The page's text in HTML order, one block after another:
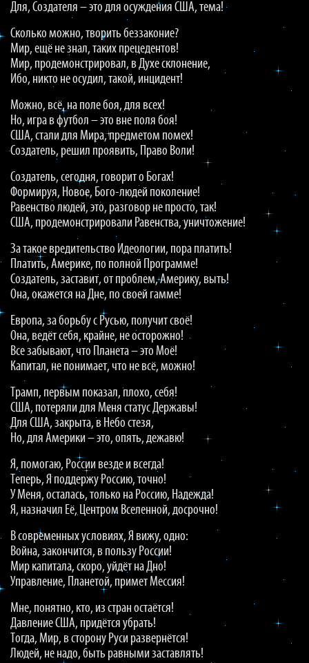
Для, Создателя – это для осуждения США, тема!
Сколько можно, творить беззаконие?
Мир, ещё не знал, таких прецедентов!
Мир, продемонстрировал, в Духе склонение,
Ибо, никто не осудил, такой, инцидент!
Можно, всё, на поле боя, для всех!
Но, игра в футбол – это вне поля боя!
США, стали для Мира, предметом помех!
Создатель, решил проявить, Право Воли!
Создатель, сегодня, говорит о Богах!
Формируя, Новое, Бого-людей поколение!
Равенство людей, это, разговор не просто, так!
США, продемонстрировали Равенства, уничтожение!
За такое вредительство Идеологии, пора платить!
Платить, Америке, по полной Программе!
Создатель, заставит, от проблем, Америку, выть!
Она, окажется на Дне, по своей гамме!
Европа, за борьбу с Русью, получит своё!
Она, ведёт себя, крайне, не осторожно!
Все забывают, что Планета – это Моё!
Капитал, не понимает, что не всё, можно!
Трамп, первым показал, плохо, себя!
США, потеряли для Меня статус Державы!
Для США, закрыта, в Небо стезя,
Но, для Америки – это, опять, дежавю!
Я, помогаю, России везде и всегда!
Теперь, Я поддержу Россию, точно!
У Меня, осталась, только на Россию, Надежда!
Я, назначил Её, Центром Вселенной, досрочно!
В современных условиях, Я вижу, одно:
Война, закончится, в пользу России!
Мир капитала, скоро, уйдёт на Дно!
Управление, Планетой, примет Мессия!
Мне, понятно, кто, из стран остаётся!
Давление США, придётся убрать!
Тогда, Мир, в сторону Руси развернётся!
Людей, не надо, быть равными заставлять!